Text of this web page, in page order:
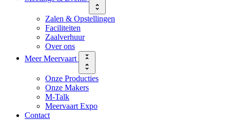
Zalen & Opstellingen
Faciliteiten
Zaalverhuur
Over ons
Meer Meervaart
Onze Producties
Onze Makers
M-Talk
Meervaart Expo
Contact